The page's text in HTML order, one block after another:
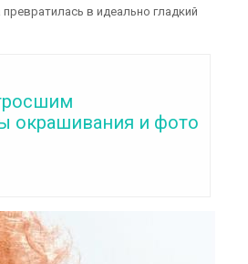
в идеально гладкий
окрашивания и фото